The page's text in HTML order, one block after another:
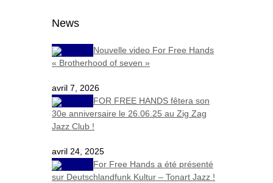
News
Nouvelle video For Free Hands
« Brotherhood of seven »
avril 7, 2026
FOR FREE HANDS fêtera son
30e anniversaire le 26.06.25 au Zig Zag
Jazz Club !
avril 24, 2025
For Free Hands a été présenté
sur Deutschlandfunk Kultur – Tonart Jazz !